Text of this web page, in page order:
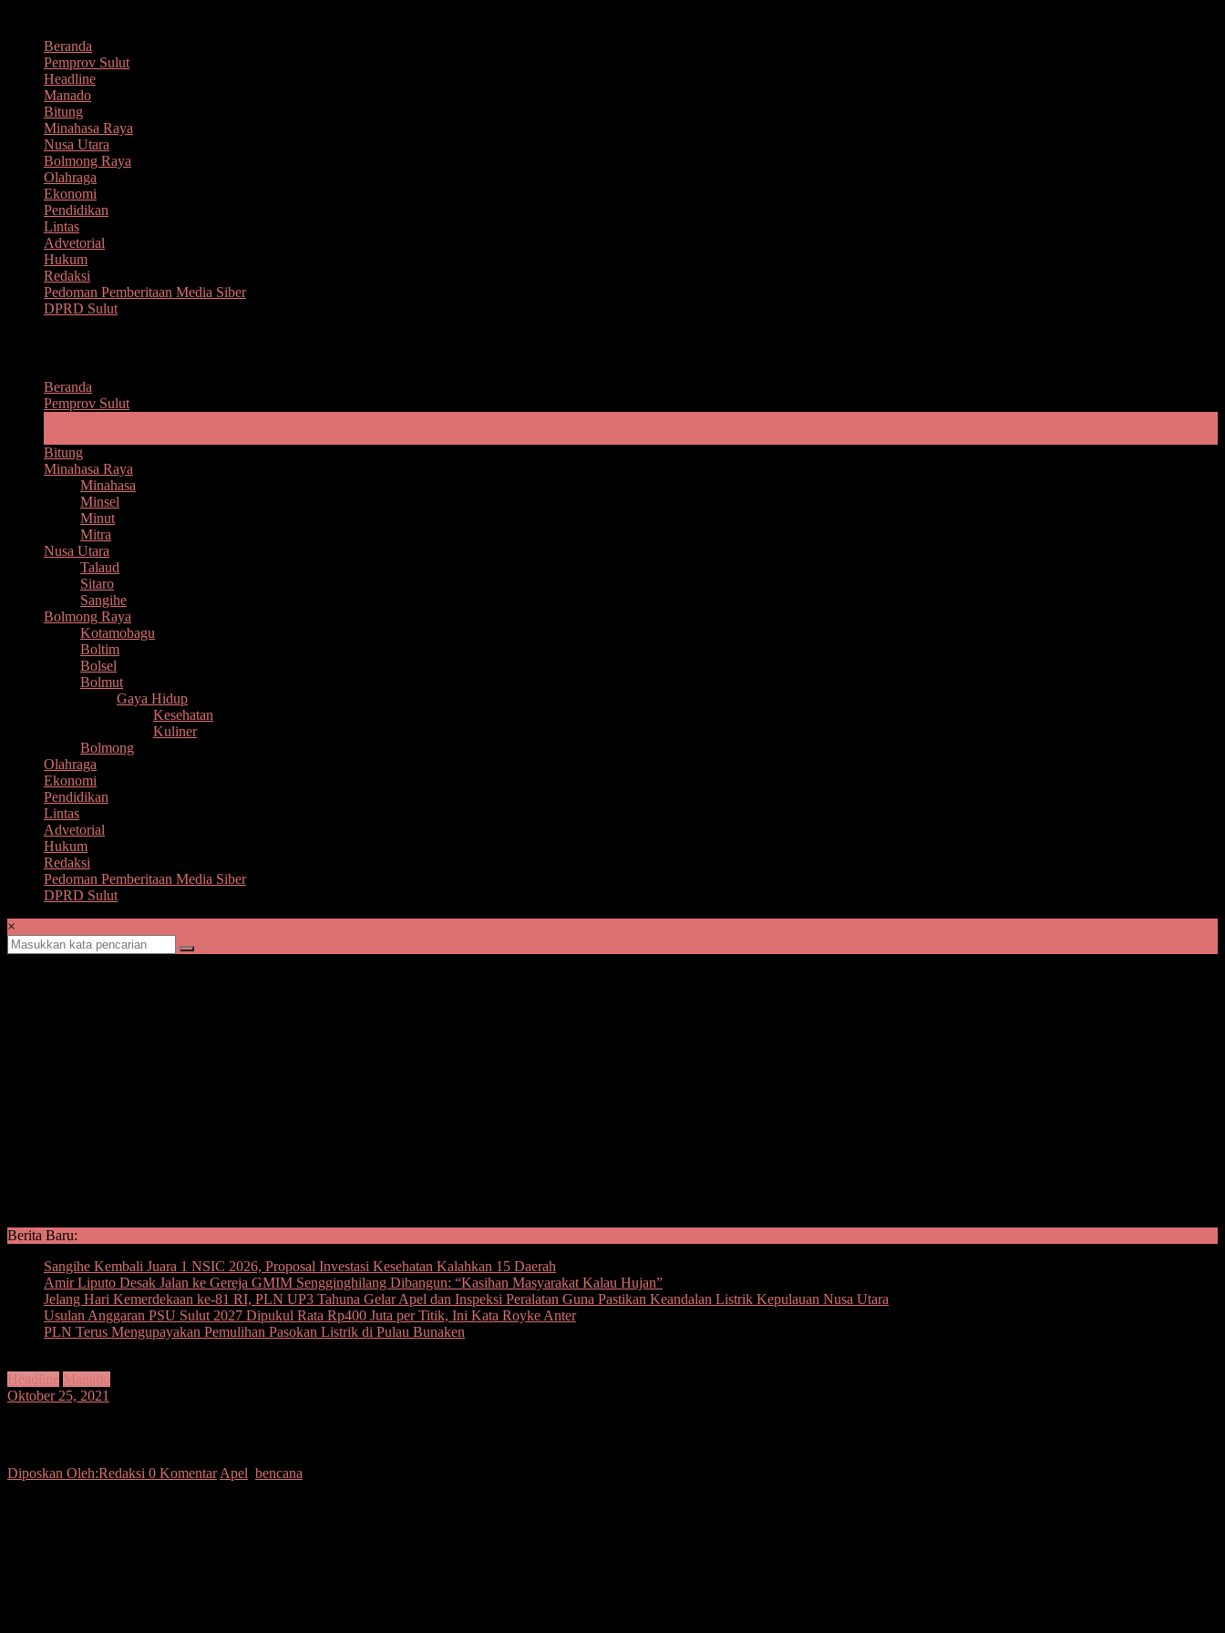
kontenBeranda
Pemprov Sulut
Headline
Manado
Bitung
Minahasa Raya
Nusa Utara
Bolmong Raya
Olahraga
Ekonomi
Pendidikan
Lintas
Advetorial
Hukum
Redaksi
Pedoman Pemberitaan Media Siber
DPRD Sulut
Beranda
Pemprov Sulut
Bitung
Minahasa Raya
Minahasa
Minsel
Minut
Mitra
Nusa Utara
Talaud
Sitaro
Sangihe
Bolmong Raya
Kotamobagu
Boltim
Bolsel
Bolmut
Gaya Hidup
Kesehatan
Kuliner
Bolmong
Olahraga
Ekonomi
Pendidikan
Lintas
Advetorial
Hukum
Redaksi
Pedoman Pemberitaan Media Siber
DPRD Sulut
×
Berita Baru:
Sangihe Kembali Juara 1 NSIC 2026, Proposal Investasi Kesehatan Kalahkan 15 Daerah
Amir Liputo Desak Jalan ke Gereja GMIM Sengginghilang Dibangun: “Kasihan Masyarakat Kalau Hujan”
Jelang Hari Kemerdekaan ke-81 RI, PLN UP3 Tahuna Gelar Apel dan Inspeksi Peralatan Guna Pastikan Keandalan Listrik Kepulauan Nusa Utara
Usulan Anggaran PSU Sulut 2027 Dipukul Rata Rp400 Juta per Titik, Ini Kata Royke Anter
PLN Terus Mengupayakan Pemulihan Pasokan Listrik di Pulau Bunaken
Headline Manado
Oktober 25, 2021
Diposkan Oleh:Redaksi 0 Komentar Apel bencana